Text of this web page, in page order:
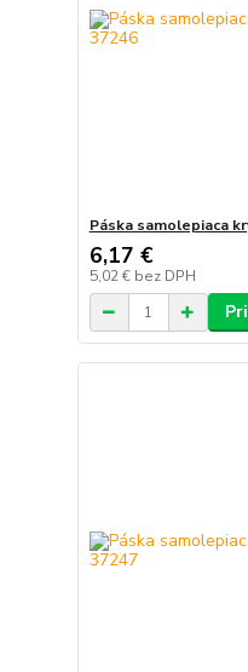
Páska samolepiaca
6,17 €
5,02 € bez DPH